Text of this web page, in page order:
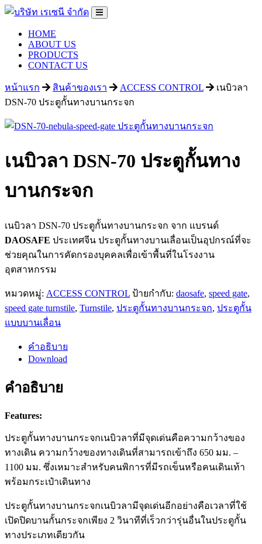
HOME
ABOUT US
PRODUCTS
CONTACT US
หน้าแรก สินค้าของเรา ACCESS CONTROL
เนบิวลา
DSN-70 ประตูกั้นทางบานกระจก
เนบิวลา DSN-70 ประตูกั้นทาง
บานกระจก
เนบิวลา DSN-70 ประตูกั้นทางบานกระจก จาก แบรนด์
DAOSAFE ประเทศจีน ประตูกั้นทางบานเลื่อนเป็นอุปกรณ์ที่จะ
ช่วยคุณในการคัดกรองบุคคลเพื่อเข้าพื้นที่ในโรงงาน
อุตสาหกรรม
หมวดหมู่: ACCESS CONTROL ป้ายกำกับ: daosafe, speed gate,
speed gate turnstile, Turnstile, ประตูกั้นทางบานกระจก, ประตูกั้น
แบบบานเลื่อน
คำอธิบาย
Download
คำอธิบาย
Features:
ประตูกั้นทางบานกระจกเนบิวลาที่มีจุดเด่นคือความกว้างของ
ทางเดิน ความกว้างของทางเดินที่สามารถเข้าถึง 650 มม. –
1100 มม. ซึ่งเหมาะสําหรับคนพิการที่มีรถเข็นหรือคนเดินเท้า
พร้อมกระเป๋าเดินทาง
ประตูกั้นทางบานกระจกเนบิวลามีจุดเด่นอีกอย่างคือเวลาที่ใช้
เปิดปิดบานกั้นกระจกเพียง 2 วินาทีที่เร็วกว่ารุ่นอื่นในประตูกั้น
ทางประเภทเดียวกัน